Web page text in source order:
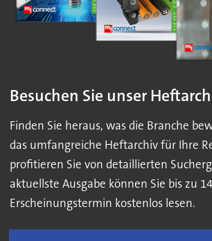
Besuchen Sie unser
Finden Sie heraus, was die Branche
das umfangreiche Heftarchiv für Ihre
profitieren Sie von detaillierten
aktuellste Ausgabe können Sie bis zu
Erscheinungstermin kostenlos lesen.